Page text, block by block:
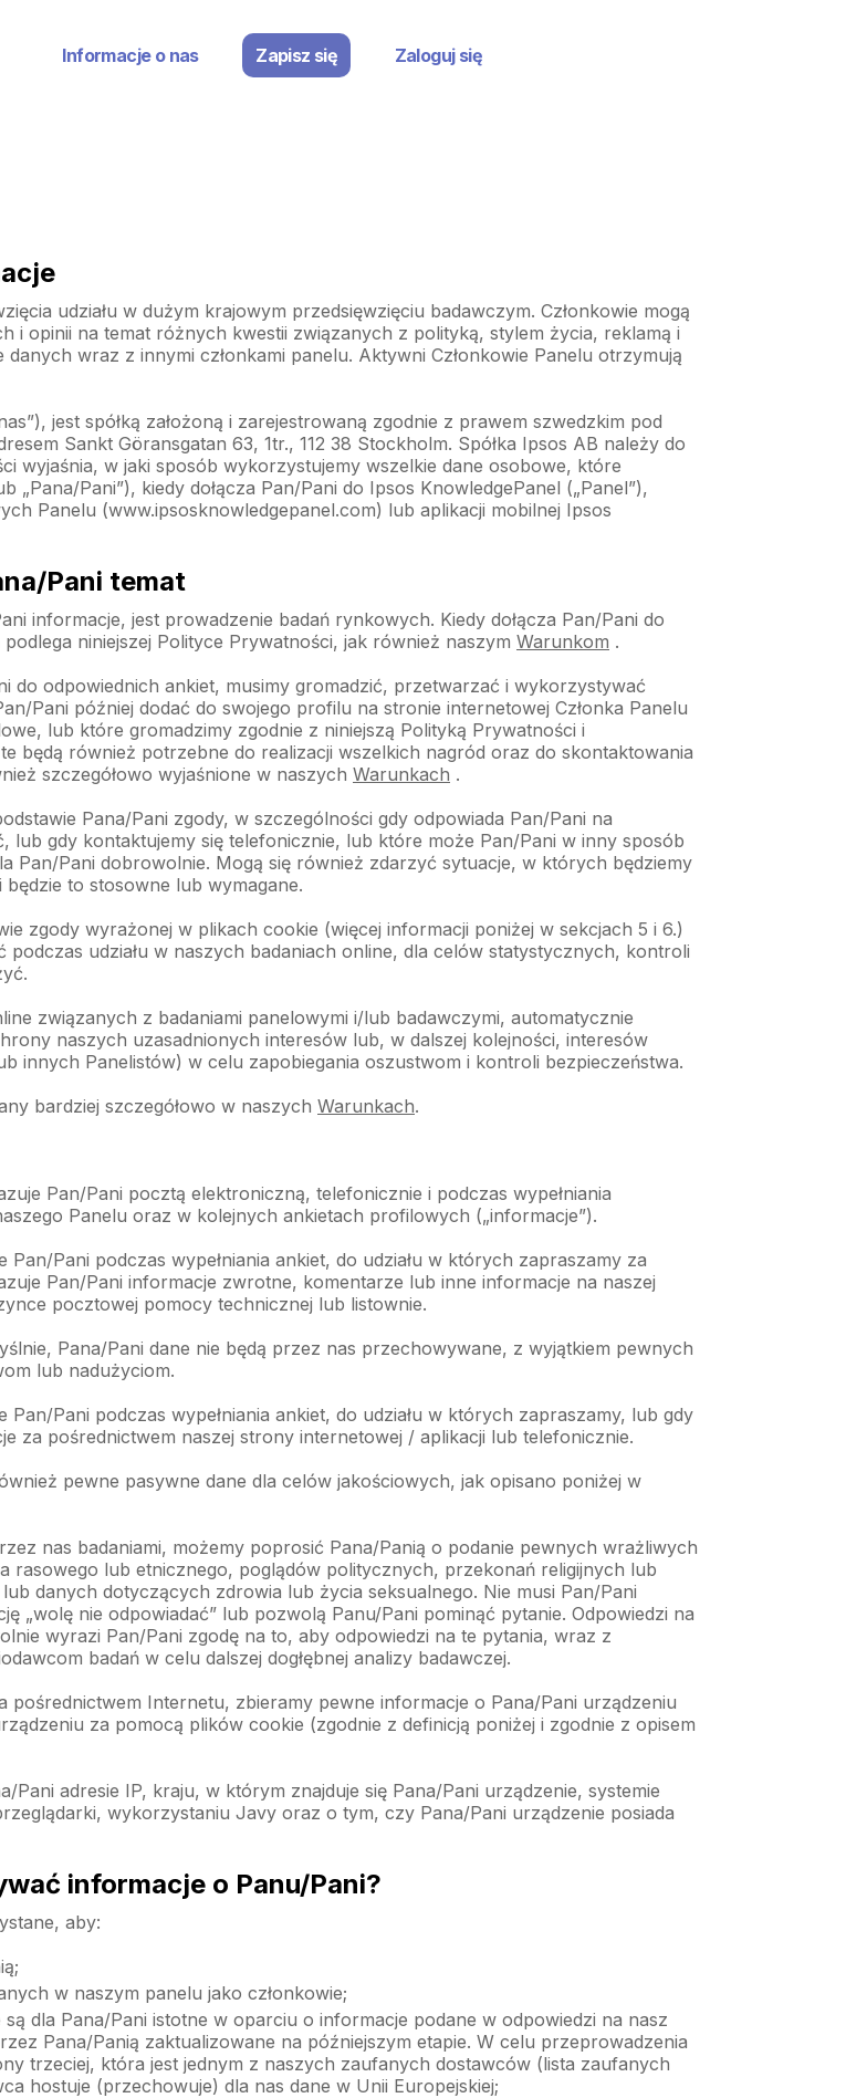
M
g
a
t
o
n
Informacje o nas Zapisz się Zaloguj się
udziału w dużym krajowym przedsięwzięciu badawczym. Członkowie mogą
i opinii na temat różnych kwestii związanych z polityką, stylem życia, reklamą i
wraz z innymi członkami panelu. Aktywni Członkowie Panelu otrzymują
jest spółką założoną i zarejestrowaną zgodnie z prawem szwedzkim pod
Sankt Göransgatan 63, 1tr., 112 38 Stockholm. Spółka Ipsos AB należy do
wyjaśnia, w jaki sposób wykorzystujemy wszelkie dane osobowe, które
„Pana/Pani”), kiedy dołącza Pan/Pani do Ipsos KnowledgePanel („Panel”),
Panelu (www.ipsosknowledgepanel.com) lub aplikacji mobilnej Ipsos
Pani temat
informacje, jest prowadzenie badań rynkowych. Kiedy dołącza Pan/Pani do
niniejszej Polityce Prywatności, jak również naszym Warunkom .
do odpowiednich ankiet, musimy gromadzić, przetwarzać i wykorzystywać
Pani później dodać do swojego profilu na stronie internetowej Członka Panelu
lub które gromadzimy zgodnie z niniejszą Polityką Prywatności i
będą również potrzebne do realizacji wszelkich nagród oraz do skontaktowania
szczegółowo wyjaśnione w naszych Warunkach .
Pana/Pani zgody, w szczególności gdy odpowiada Pan/Pani na
lub gdy kontaktujemy się telefonicznie, lub które może Pan/Pani w inny sposób
Pan/Pani dobrowolnie. Mogą się również zdarzyć sytuacje, w których będziemy
to stosowne lub wymagane.
zgody wyrażonej w plikach cookie (więcej informacji poniżej w sekcjach 5 i 6.)
udziału w naszych badaniach online, dla celów statystycznych, kontroli
związanych z badaniami panelowymi i/lub badawczymi, automatycznie
naszych uzasadnionych interesów lub, w dalszej kolejności, interesów
innych Panelistów) w celu zapobiegania oszustwom i kontroli bezpieczeństwa.
bardziej szczegółowo w naszych Warunkach.
Pan/Pani pocztą elektroniczną, telefonicznie i podczas wypełniania
Panelu oraz w kolejnych ankietach profilowych („informacje”).
Pani podczas wypełniania ankiet, do udziału w których zapraszamy za
Pan/Pani informacje zwrotne, komentarze lub inne informacje na naszej
pocztowej pomocy technicznej lub listownie.
Pana/Pani dane nie będą przez nas przechowywane, z wyjątkiem pewnych
lub nadużyciom.
Pani podczas wypełniania ankiet, do udziału w których zapraszamy, lub gdy
za pośrednictwem naszej strony internetowej / aplikacji lub telefonicznie.
pewne pasywne dane dla celów jakościowych, jak opisano poniżej w
nas badaniami, możemy poprosić Pana/Panią o podanie pewnych wrażliwych
rasowego lub etnicznego, poglądów politycznych, przekonań religijnych lub
danych dotyczących zdrowia lub życia seksualnego. Nie musi Pan/Pani
„wolę nie odpowiadać” lub pozwolą Panu/Pani pominąć pytanie. Odpowiedzi na
wyrazi Pan/Pani zgodę na to, aby odpowiedzi na te pytania, wraz z
badań w celu dalszej dogłębnej analizy badawczej.
pośrednictwem Internetu, zbieramy pewne informacje o Pana/Pani urządzeniu
za pomocą plików cookie (zgodnie z definicją poniżej i zgodnie z opisem
adresie IP, kraju, w którym znajduje się Pana/Pani urządzenie, systemie
wykorzystaniu Javy oraz o tym, czy Pana/Pani urządzenie posiada
informacje o Panu/Pani?
aby:
w naszym panelu jako członkowie;
dla Pana/Pani istotne w oparciu o informacje podane w odpowiedzi na nasz
Pana/Panią zaktualizowane na późniejszym etapie. W celu przeprowadzenia
trzeciej, która jest jednym z naszych zaufanych dostawców (lista zaufanych
hostuje (przechowuje) dla nas dane w Unii Europejskiej;